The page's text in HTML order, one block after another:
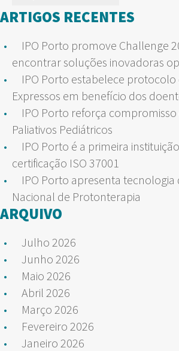
por:
ARTIGOS RECENTES
IPO Porto promove Challenge
encontrar soluções inovadoras
IPO Porto estabelece protocolo
Expressos em benefício dos
IPO Porto reforça
Paliativos Pediátricos
IPO Porto é a primeira
certificação ISO 37001
IPO Porto apresenta
Nacional de Protonterapia
ARQUIVO
Julho 2026
Junho 2026
Maio 2026
Abril 2026
Março 2026
Fevereiro 2026
Janeiro 2026